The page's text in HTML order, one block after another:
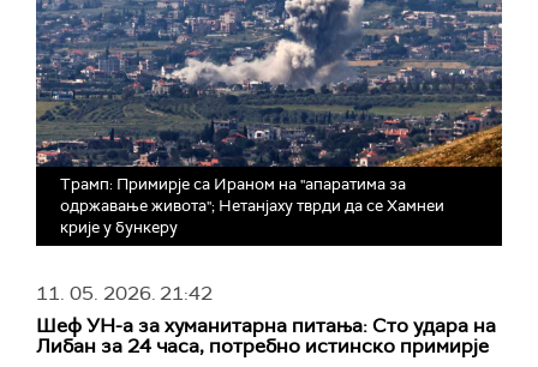
Трамп: Примирје са Ираном на "апаратима за
одржавање живота"; Нетанјаху тврди да се Хамнеи
крије у бункеру
11. 05. 2026.21:42
Шеф УН-a за хуманитарна питања: Сто удара на
Либан за 24 часа, потребно истинско примирје